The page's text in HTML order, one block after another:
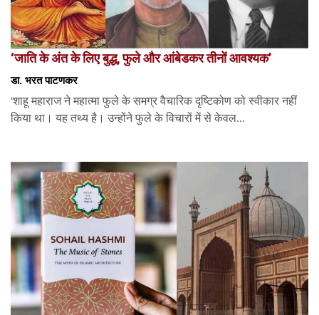
‘जाति के अंत के लिए बुद्ध, फुले और आंबेडकर तीनों आवश्यक’
डा. भरत पाटणकर
‘शाहू महाराज ने महात्मा फुले के समग्र वैचारिक दृष्टिकोण को स्वीकार नहीं
किया था। यह तथ्य है। उन्होंने फुले के विचारों में से केवल...